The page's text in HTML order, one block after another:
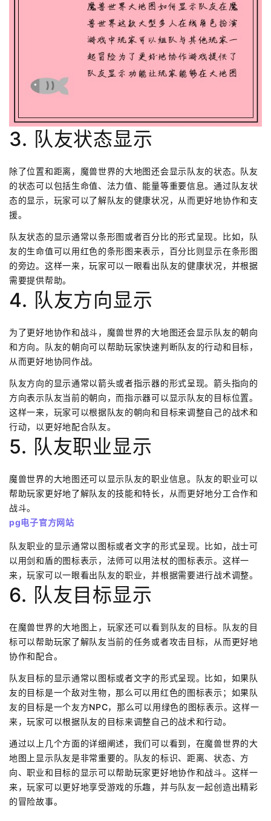
3. 队友状态显示
除了位置和距离，魔兽世界的大地图还会显示队友的状态。队友
的状态可以包括生命值、法力值、能量等重要信息。通过队友状
态的显示，玩家可以了解队友的健康状况，从而更好地协作和支
援。
队友状态的显示通常以条形图或者百分比的形式呈现。比如，队
友的生命值可以用红色的条形图来表示，百分比则显示在条形图
的旁边。这样一来，玩家可以一眼看出队友的健康状况，并根据
需要提供帮助。
4. 队友方向显示
为了更好地协作和战斗，魔兽世界的大地图还会显示队友的朝向
和方向。队友的朝向可以帮助玩家快速判断队友的行动和目标，
从而更好地协同作战。
队友方向的显示通常以箭头或者指示器的形式呈现。箭头指向的
方向表示队友当前的朝向，而指示器可以显示队友的目标位置。
这样一来，玩家可以根据队友的朝向和目标来调整自己的战术和
行动，以更好地配合队友。
5. 队友职业显示
魔兽世界的大地图还可以显示队友的职业信息。队友的职业可以
帮助玩家更好地了解队友的技能和特长，从而更好地分工合作和
战斗。
pg电子官方网站
队友职业的显示通常以图标或者文字的形式呈现。比如，战士可
以用剑和盾的图标表示，法师可以用法杖的图标表示。这样一
来，玩家可以一眼看出队友的职业，并根据需要进行战术调整。
6. 队友目标显示
在魔兽世界的大地图上，玩家还可以看到队友的目标。队友的目
标可以帮助玩家了解队友当前的任务或者攻击目标，从而更好地
协作和配合。
队友目标的显示通常以图标或者文字的形式呈现。比如，如果队
友的目标是一个敌对生物，那么可以用红色的图标表示；如果队
友的目标是一个友方NPC，那么可以用绿色的图标表示。这样一
来，玩家可以根据队友的目标来调整自己的战术和行动。
通过以上几个方面的详细阐述，我们可以看到，在魔兽世界的大
地图上显示队友是非常重要的。队友的标识、距离、状态、方
向、职业和目标的显示可以帮助玩家更好地协作和战斗。这样一
来，玩家可以更好地享受游戏的乐趣，并与队友一起创造出精彩
的冒险故事。